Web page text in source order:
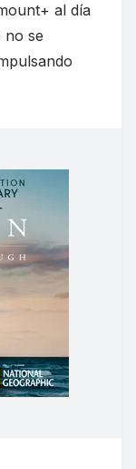
al día
no se